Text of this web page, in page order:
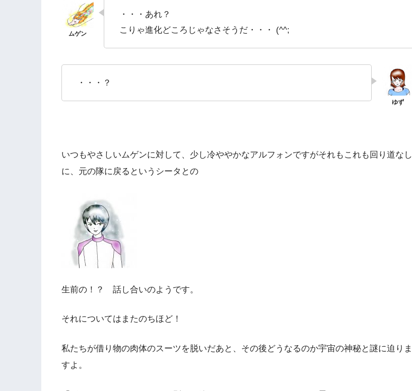
・・・あれ？
こりゃ進化どころじゃなさそうだ・・・ (^^;
・・・？
いつもやさしいムゲンに対して、少し冷ややかなアルフォンですがそれもこれも回り道なし
に、元の隊に戻るというシータとの
生前の！？ 話し合いのようです。
それについてはまたのちほど！
私たちが借り物の肉体のスーツを脱いだあと、その後どうなるのか宇宙の神秘と謎に迫りま
すよ。